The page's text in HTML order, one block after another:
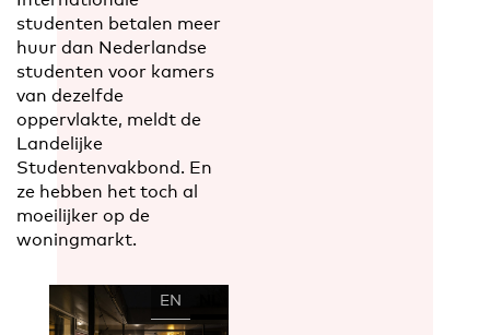
studenten betalen meer
huur dan Nederlandse
studenten voor kamers
van dezelfde
oppervlakte, meldt de
Landelijke
Studentenvakbond. En
ze hebben het toch al
moeilijker op de
woningmarkt.
EN